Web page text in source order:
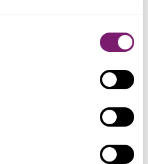
nisi ut aliquid ex ea
iste natus error sit
laudantium,
ipsa quae ab illo inventore
beatae vitae dicta sunt
sed quia consequuntur